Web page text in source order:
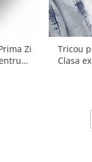
Zi
Tricou
Clasa